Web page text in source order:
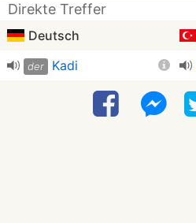
Direkte Treffer
Deutsch
der Kadi